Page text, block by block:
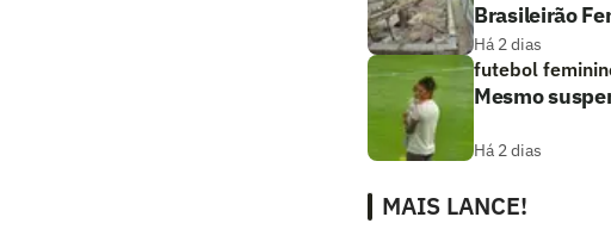
Brasileirão
Há 2 dias
futebol
Mesmo
Há 2 dias
MAIS LANCE!